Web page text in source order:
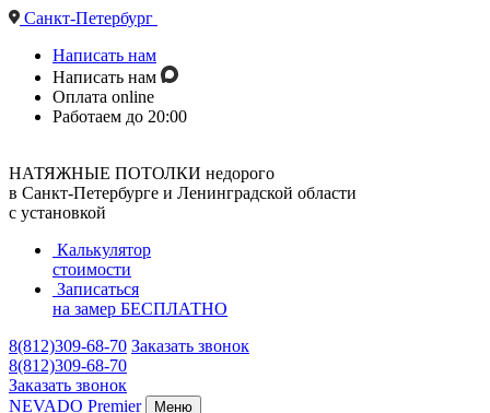
Санкт-Петербург
Написать нам
Написать нам
Оплата online
Работаем до 20:00
НАТЯЖНЫЕ ПОТОЛКИ недорого
в Санкт-Петербурге и Ленинградской области
с установкой
Калькулятор
стоимости
Записаться
на замер БЕСПЛАТНО
8(812)309-68-70 Заказать звонок
8(812)309-68-70
Заказать звонок
NEVADO Premier
Меню